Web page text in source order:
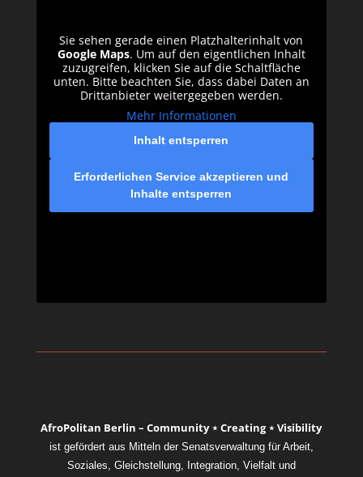
Sie sehen gerade einen Platzhalterinhalt von
Google Maps. Um auf den eigentlichen Inhalt
zuzugreifen, klicken Sie auf die Schaltfläche
unten. Bitte beachten Sie, dass dabei Daten an
Drittanbieter weitergegeben werden.
Mehr Informationen
Inhalt entsperren
Erforderlichen Service akzeptieren und
Inhalte entsperren
AfroPolitan Berlin – Community ⋆ Creating ⋆ Visibility
ist gefördert aus Mitteln der Senatsverwaltung für Arbeit,
Soziales, Gleichstellung, Integration, Vielfalt und